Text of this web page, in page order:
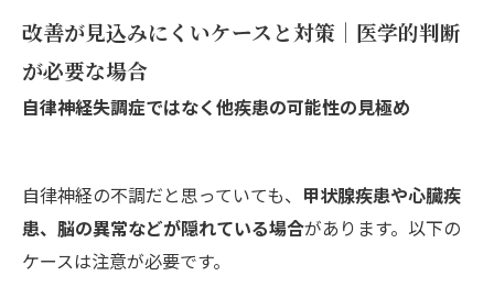
改善が見込みにくいケースと対策｜医学的判断
が必要な場合
自律神経失調症ではなく他疾患の可能性の見極め
自律神経の不調だと思っていても、 甲状腺疾患や心臓疾
患、脳の異常などが隠れている場合があります。以下の
ケースは注意が必要です。